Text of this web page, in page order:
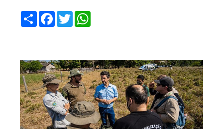
ShareFacebook
Twitter